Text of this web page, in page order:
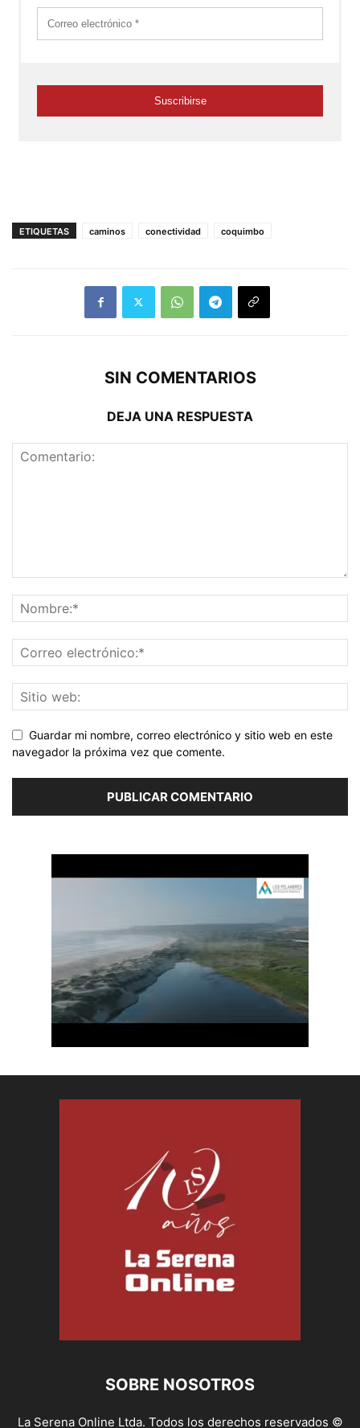
ETIQUETAS caminos conectividad coquimbo
SIN COMENTARIOS
DEJA UNA RESPUESTA
Guardar mi nombre, correo electrónico y sitio web en este
navegador la próxima vez que comente.
SOBRE NOSOTROS
La Serena Online Ltda. Todos los derechos reservados ©